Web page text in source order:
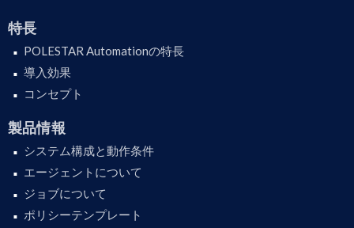
特長
POLESTAR Automationの特長
導入効果
コンセプト
製品情報
システム構成と動作条件
エージェントについて
ジョブについて
ポリシーテンプレート